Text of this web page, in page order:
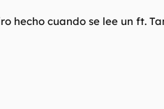
hecho cuando se lee un ft.